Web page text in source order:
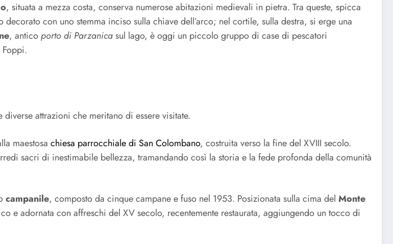
, situata a mezza costa, conserva numerose abitazioni medievali in pietra. Tra queste, spicca
con uno stemma inciso sulla chiave dell’arco; nel cortile, sulla destra, si erge una
, anticoporto di Parzanicasul lago, è oggi un piccolo gruppo di case di pescatori
Foppi.
diverse attrazioni che meritano di essere visitate.
maestosa chiesa parrocchiale di San Colombano, costruita verso la fine del XVIII secolo.
sacri di inestimabile bellezza, tramandando così la storia e la fede profonda della comunità
campanile, composto da cinque campane e fuso nel 1953. Posizionata sulla cima del Monte
e adornata con affreschi del XV secolo, recentemente restaurata, aggiungendo un tocco di